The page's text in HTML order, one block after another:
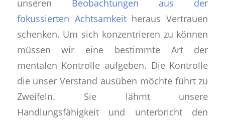
unseren
Beobachtungen aus der
fokussierten Achtsamkeitheraus Vertrauen
schenken. Um sich konzentrieren zu können
müssen wir eine bestimmte Art der
mentalen Kontrolle aufgeben. Die Kontrolle
die unser Verstand ausüben möchte führt zu
Zweifeln. Sie lähmt unsere
Handlungsfähigkeit und unterbricht den